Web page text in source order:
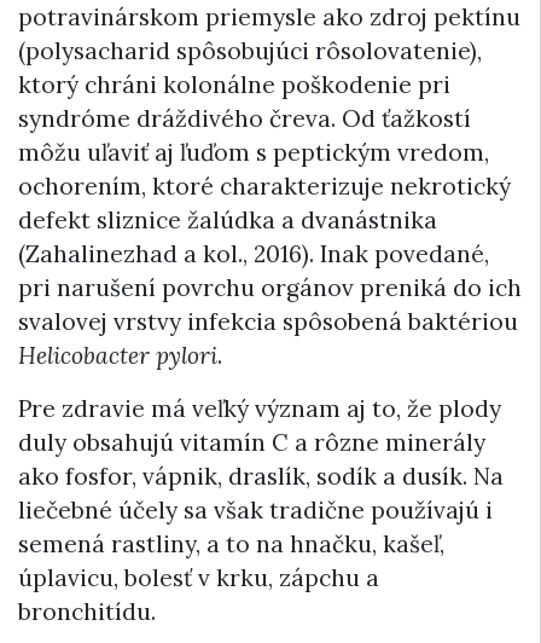
potravinárskom priemysle ako zdroj pektínu
(polysacharid spôsobujúci rôsolovatenie),
ktorý chráni kolonálne poškodenie pri
syndróme dráždivého čreva. Od ťažkostí
môžu uľaviť aj ľuďom s peptickým vredom,
ochorením, ktoré charakterizuje nekrotický
defekt sliznice žalúdka a dvanástnika
(Zahalinezhad a kol., 2016). Inak povedané,
pri narušení povrchu orgánov preniká do ich
svalovej vrstvy infekcia spôsobená baktériou
Helicobacter pylori.
Pre zdravie má veľký význam aj to, že plody
duly obsahujú vitamín C a rôzne minerály
ako fosfor, vápnik, draslík, sodík a dusík. Na
liečebné účely sa však tradične používajú i
semená rastliny, a to na hnačku, kašeľ,
úplavicu, bolesť v krku, zápchu a
bronchitídu.